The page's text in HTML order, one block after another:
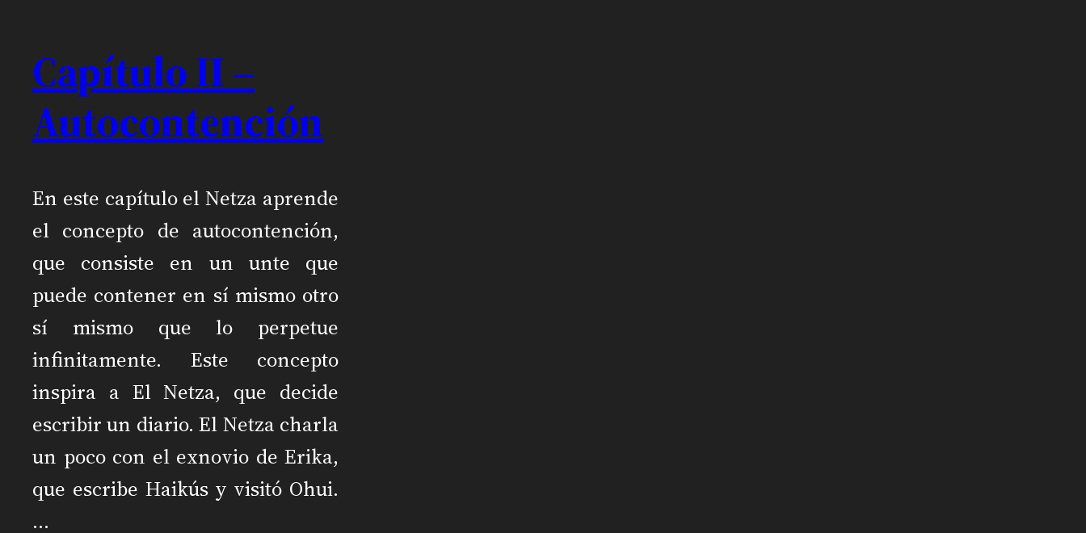
Capítulo II –
Autocontención
En este capítulo el Netza aprende
el concepto de autocontención,
que consiste en un unte que
puede contener en sí mismo otro
sí mismo que lo perpetue
infinitamente. Este concepto
inspira a El Netza, que decide
escribir un diario. El Netza charla
un poco con el exnovio de Erika,
que escribe Haikús y visitó Ohui.
…